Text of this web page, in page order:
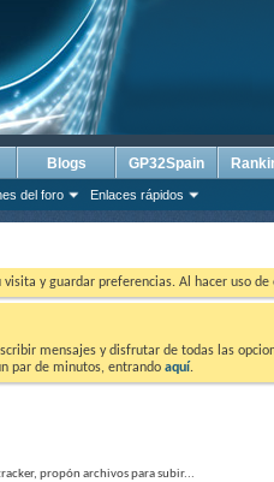
del foro Enlaces rápidos
Blogs GP32Spain
y guardar preferencias. Al hacer uso
mensajes y disfrutar de todas las
par de minutos, entrando aquí.
propón archivos para subir...